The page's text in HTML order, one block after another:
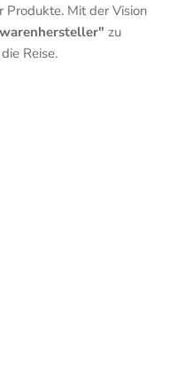
Produkte. Mit der Vision
zu
Reise.